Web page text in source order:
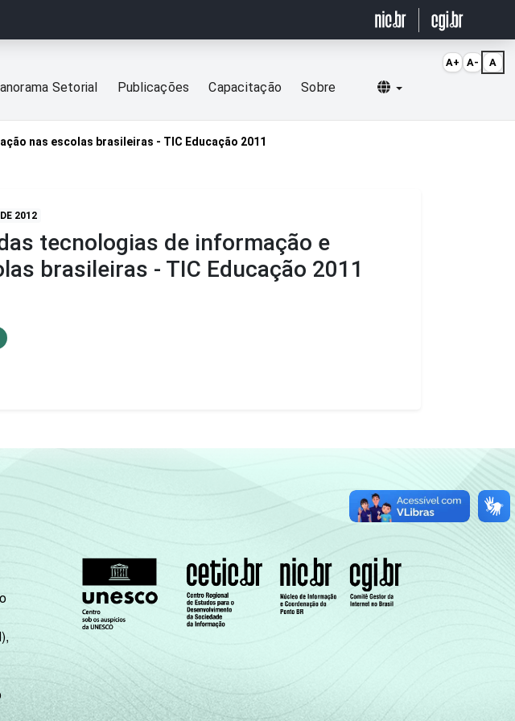
Setorial Publicações Capacitação Sobre Selecionar idioma
nas escolas brasileiras - TIC Educação 2011
2012
tecnologias de informação e
brasileiras - TIC Educação 2011
A+ A- A